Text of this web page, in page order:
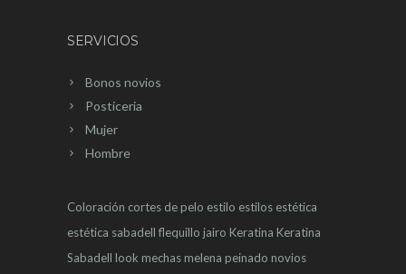
SERVICIOS
Bonos novios
Posticeria
Mujer
Hombre
Coloración cortes de pelo estilo estilos estética
estética sabadell flequillo jairo Keratina Keratina
Sabadell look mechasmelena peinado novios